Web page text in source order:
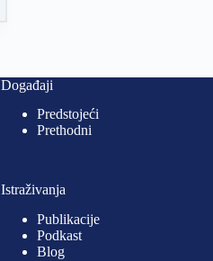
Događaji
Predstojeći
Prethodni
Istraživanja
Publikacije
Podkast
Blog